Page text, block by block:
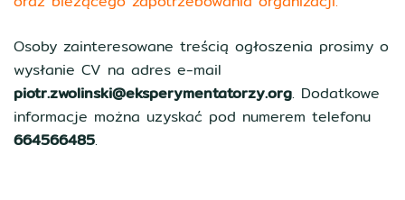
Osoby zainteresowane treścią ogłoszenia prosimy o
wysłanie CV na adres e-mail
piotr.zwolinski@eksperymentatorzy.org. Dodatkowe
informacje można uzyskać pod numerem telefonu
664566485.